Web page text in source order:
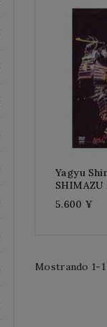
Yagyu
SHIMAZU
5.600 ¥
Mostrando 1-